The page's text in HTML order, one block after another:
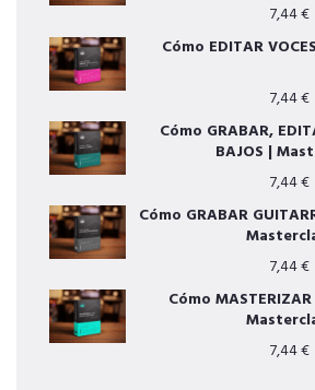
7,44€
Cómo EDITAR
7,44€
Cómo GRABAR,
BAJOS |
7,44€
Cómo GRABAR
7,44€
Cómo
7,44€